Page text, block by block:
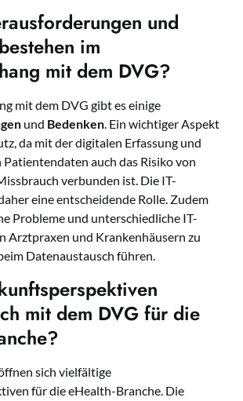
und
im
mit dem DVG?
mit dem DVG gibt es einige
und Bedenken. Ein wichtiger Aspekt
da mit der digitalen Erfassung und
auch das Risiko von
verbunden ist. Die IT-
eine entscheidende Rolle. Zudem
Probleme und unterschiedliche IT-
Arztpraxen und Krankenhäusern zu
Datenaustausch führen.
mit dem DVG für die
sich vielfältige
für die eHealth-Branche. Die